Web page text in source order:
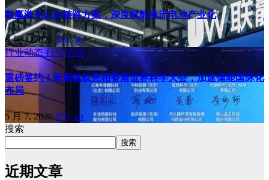
联赢激光以全链路方案，深度赋能液流电池产业化
6 月 3, 2026 808, ab
行业动态 行业活动
重磅签约！新新钒钛亮相香港世界科学大会，加速储能国际化
布局
5 月 7, 2026 808, ab
搜索
搜索
近期文章